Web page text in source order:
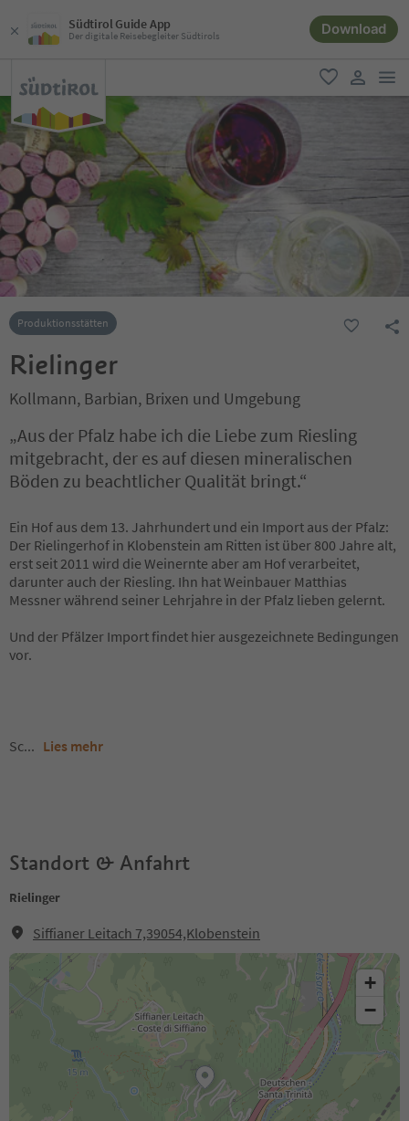
Südtirol Guide App
Der digitale Reisebegleiter Südtirols Download
favorit
user link
Produktionsstätten
Rielinger
Kollmann, Barbian, Brixen und Umgebung
„Aus der Pfalz habe ich die Liebe zum Riesling
mitgebracht, der es auf diesen mineralischen
Böden zu beachtlicher Qualität bringt.“
Ein Hof aus dem 13. Jahrhundert und ein Import aus der Pfalz:
Der Rielingerhof in Klobenstein am Ritten ist über 800 Jahre alt,
erst seit 2011 wird die Weinernte aber am Hof verarbeitet,
darunter auch der Riesling. Ihn hat Weinbauer Matthias
Messner während seiner Lehrjahre in der Pfalz lieben gelernt.
Und der Pfälzer Import findet hier ausgezeichnete Bedingungen
vor.
Sc... Lies mehr
Standort & Anfahrt
Rielinger
Siffianer Leitach 7,39054,Klobenstein
+
−